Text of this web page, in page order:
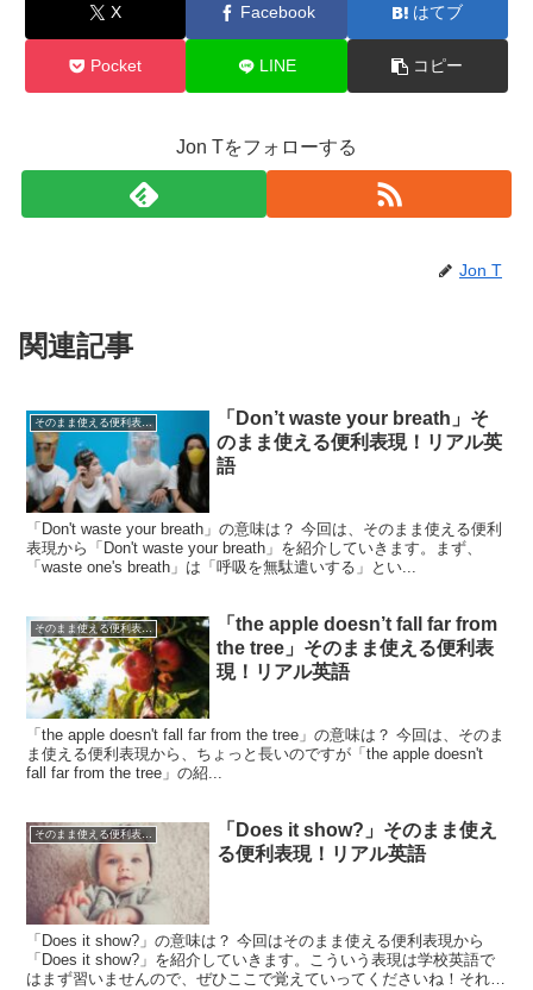
X Facebook はてブ
Pocket LINE コピー
Jon Tをフォローする
Jon T
関連記事
そのまま使える便利表現！シリーズ
「Don’t waste your breath」そ
のまま使える便利表現！リアル英
語
「Don't waste your breath」の意味は？ 今回は、そのまま使える便利
表現から「Don't waste your breath」を紹介していきます。まず、
「waste one's breath」は「呼吸を無駄遣いする」とい...
そのまま使える便利表現！シリーズ
「the apple doesn’t fall far from
the tree」そのまま使える便利表
現！リアル英語
「the apple doesn't fall far from the tree」の意味は？ 今回は、そのま
ま使える便利表現から、ちょっと長いのですが「the apple doesn't
fall far from the tree」の紹...
そのまま使える便利表現！シリーズ
「Does it show?」そのまま使え
る便利表現！リアル英語
「Does it show?」の意味は？ 今回はそのまま使える便利表現から
「Does it show?」を紹介していきます。こういう表現は学校英語で
はまず習いませんので、ぜひここで覚えていってくださいね！それで